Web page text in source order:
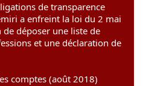
de transparence
a enfreint la loi du 2 mai
déposer une liste de
et une déclaration de
comptes (août 2018)